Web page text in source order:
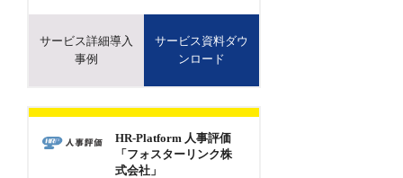
サービス詳細導入
事例
サービス資料ダウ
ンロード
HR-Platform 人事評価
「フォスターリンク株
式会社」